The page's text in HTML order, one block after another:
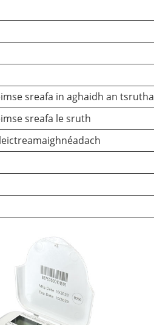
sreafa in aghaidh an tsrutha
sreafa le sruth